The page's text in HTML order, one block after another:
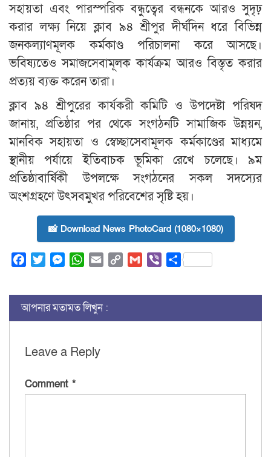
সহায়তা এবং পারস্পরিক বন্ধুত্বের বন্ধনকে আরও সুদৃঢ়
করার লক্ষ্য নিয়ে ক্লাব ৯৪ শ্রীপুর দীর্ঘদিন ধরে বিভিন্ন
জনকল্যাণমূলক কর্মকাণ্ড পরিচালনা করে আসছে।
ভবিষ্যতেও সমাজসেবামূলক কার্যক্রম আরও বিস্তৃত করার
প্রত্যয় ব্যক্ত করেন তারা।
ক্লাব ৯৪ শ্রীপুরের কার্যকরী কমিটি ও উপদেষ্টা পরিষদ
জানায়, প্রতিষ্ঠার পর থেকে সংগঠনটি সামাজিক উন্নয়ন,
মানবিক সহায়তা ও স্বেচ্ছাসেবামূলক কর্মকাণ্ডের মাধ্যমে
স্থানীয় পর্যায়ে ইতিবাচক ভূমিকা রেখে চলেছে। ৯ম
প্রতিষ্ঠাবার্ষিকী উপলক্ষে সংগঠনের সকল সদস্যের
অংশগ্রহণে উৎসবমুখর পরিবেশের সৃষ্টি হয়।
📸 Download News PhotoCard (1080×1080)
FacebookTwitterMessenger
WhatsApp
Email Copy
Gmail ViberShare
আপনার মতামত লিখুন :
Leave a Reply
Comment *